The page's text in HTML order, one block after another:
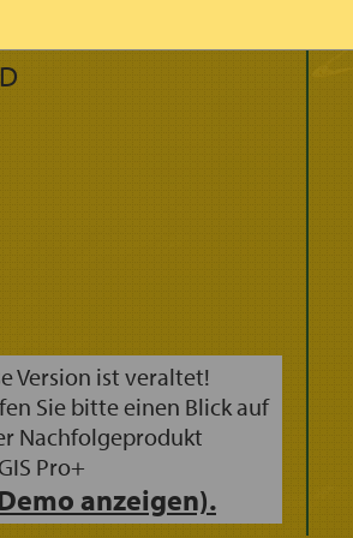
Version ist veraltet!
Sie bitte einen Blick auf
Nachfolgeprodukt
Pro+
anzeigen).